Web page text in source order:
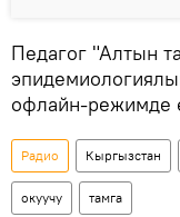
Педагог "Алтын
офлайн-режимде
Радио Кыргызстан
окуучу тамга